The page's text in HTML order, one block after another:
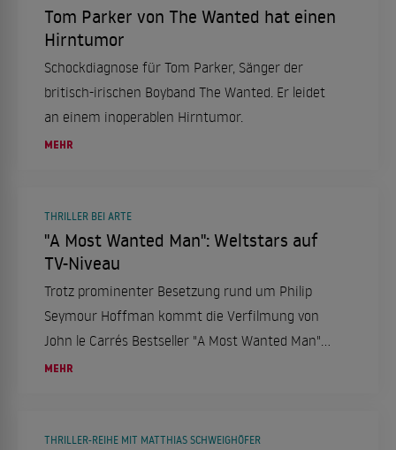
Tom Parker von The Wanted hat einen
Hirntumor
Schockdiagnose für Tom Parker, Sänger der
britisch-irischen Boyband The Wanted. Er leidet
an einem inoperablen Hirntumor.
MEHR
THRILLER BEI ARTE
"A Most Wanted Man": Weltstars auf
TV-Niveau
Trotz prominenter Besetzung rund um Philip
Seymour Hoffman kommt die Verfilmung von
John le Carrés Bestseller "A Most Wanted Man"
nur selten über das Niveau eines TV-Films
MEHR
THRILLER-REIHE MIT MATTHIAS SCHWEIGHÖFER